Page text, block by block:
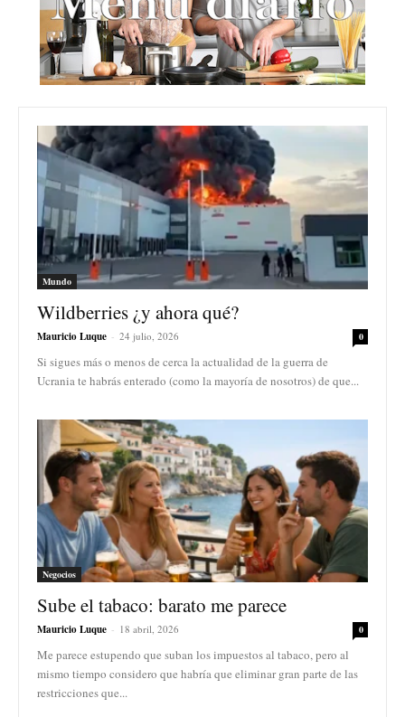
Mundo
Wildberries ¿y ahora qué?
Mauricio Luque - 24 julio, 2026 0
Si sigues más o menos de cerca la actualidad de la guerra de
Ucrania te habrás enterado (como la mayoría de nosotros) de que...
Negocios
Sube el tabaco: barato me parece
Mauricio Luque - 18 abril, 2026 0
Me parece estupendo que suban los impuestos al tabaco, pero al
mismo tiempo considero que habría que eliminar gran parte de las
restricciones que...